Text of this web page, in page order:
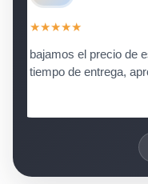
★★★★★
bajamos el precio de
tiempo de entrega,